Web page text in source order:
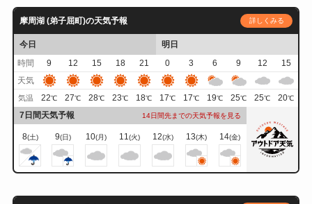
摩周湖 (弟子屈町)の天気予報 詳しくみる
今日
明日
時間
9 12 15 18 21 0 3 6 9 12
15
天気
気温 22℃ 27℃ 28℃ 23℃ 18℃ 17℃ 17℃ 19℃ 25℃ 25℃ 20℃
7日間天気予報 14日間先までの天気予報を見る
8(土) 9(日) 10(月) 11(火) 12(水) 13(木) 14(金)